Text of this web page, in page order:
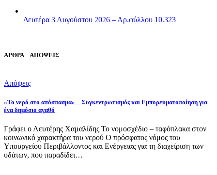
Δευτέρα 3 Αυγούστου 2026 – Αρ.φύλλου 10.323
ΑΡΘΡΑ – ΑΠΟΨΕΙΣ
Απόψεις
«Το νερό στο απόσπασμα» – Συγκεντρωτισμός και Εμπορευματοποίηση για
ένα δημόσιο αγαθό
Γράφει ο Λευτέρης Χαμαλίδης Το νομοσχέδιο – ταφόπλακα στον
κοινωνικό χαρακτήρα του νερού Ο πρόσφατος νόμος του
Υπουργείου Περιβάλλοντος και Ενέργειας για τη διαχείριση των
υδάτων, που παραδίδει…